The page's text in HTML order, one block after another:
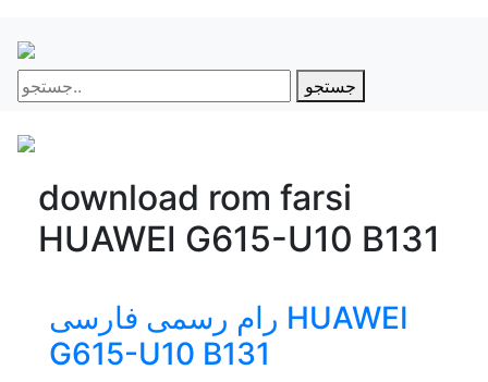
جستجو
download rom farsi
HUAWEI G615-U10 B131
رام رسمی فارسی HUAWEI
G615-U10 B131